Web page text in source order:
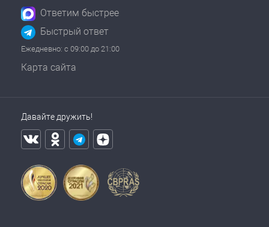
Ответим быстрее
Быстрый ответ
Ежедневно: с 09:00 до 21:00
Карта сайта
Давайте дружить!